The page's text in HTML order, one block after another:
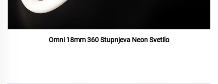
Omni 18mm 360 Stupnjeva Neon Svetilo